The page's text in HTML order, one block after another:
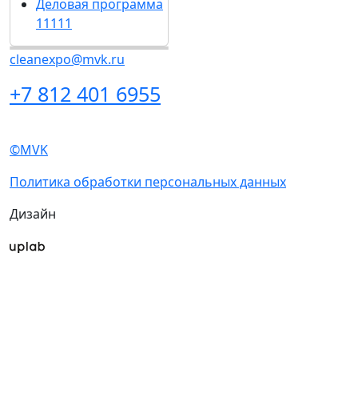
Деловая программа
11111
cleanexpo@mvk.ru
+7 812 401 6955
©MVK
Политика обработки персональных данных
Дизайн